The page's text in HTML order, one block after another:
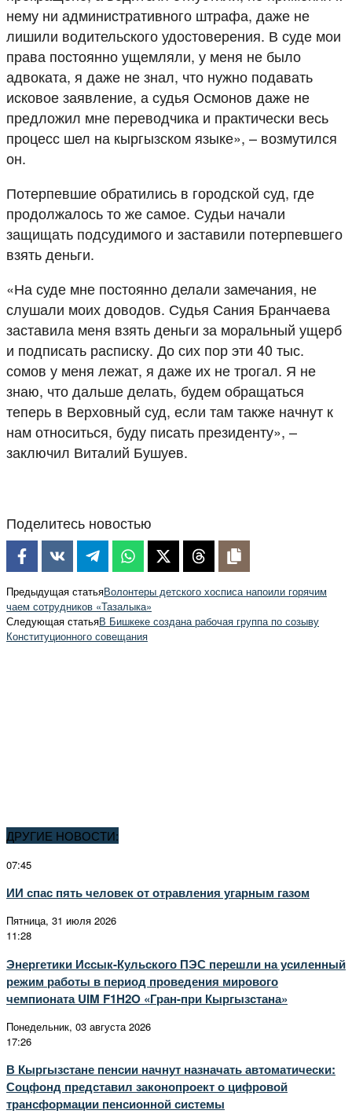
нему ни административного штрафа, даже не
лишили водительского удостоверения. В суде мои
права постоянно ущемляли, у меня не было
адвоката, я даже не знал, что нужно подавать
исковое заявление, а судья Осмонов даже не
предложил мне переводчика и практически весь
процесс шел на кыргызском языке», – возмутился
он.
Потерпевшие обратились в городской суд, где
продолжалось то же самое. Судьи начали
защищать подсудимого и заставили потерпевшего
взять деньги.
«На суде мне постоянно делали замечания, не
слушали моих доводов. Судья Сания Бранчаева
заставила меня взять деньги за моральный ущерб
и подписать расписку. До сих пор эти 40 тыс.
сомов у меня лежат, я даже их не трогал. Я не
знаю, что дальше делать, будем обращаться
теперь в Верховный суд, если там также начнут к
нам относиться, буду писать президенту», –
заключил Виталий Бушуев.
Поделитесь новостью
Предыдущая статьяВолонтеры детского хосписа напоили горячим
чаем сотрудников «Тазалыка»
Следующая статьяВ Бишкеке создана рабочая группа по созыву
Конституционного совещания
ДРУГИЕ НОВОСТИ:
07:45
ИИ спас пять человек от отравления угарным газом
Пятница, 31 июля 2026
11:28
Энергетики Иссык-Кульского ПЭС перешли на усиленный
режим работы в период проведения мирового
чемпионата UIM F1H2O «Гран-при Кыргызстана»
Понедельник, 03 августа 2026
17:26
В Кыргызстане пенсии начнут назначать автоматически:
Соцфонд представил законопроект о цифровой
трансформации пенсионной системы